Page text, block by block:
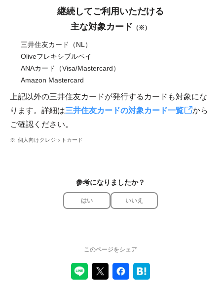
継続してご利用いただける
主な対象カード （※）
三井住友カード（NL）
Oliveフレキシブルペイ
ANAカード（Visa/Mastercard）
Amazon Mastercard
上記以外の三井住友カードが発行するカードも対象にな
ります。詳細は三井住友カードの対象カード一覧
から
ご確認ください。
個人向けクレジットカード
参考になりましたか？
はい いいえ
このページをシェア